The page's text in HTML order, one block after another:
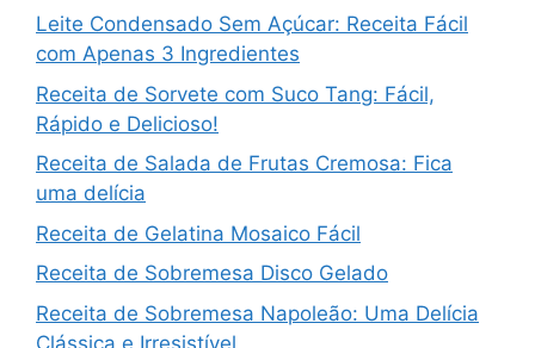
Leite Condensado Sem Açúcar: Receita Fácil
com Apenas 3 Ingredientes
Receita de Sorvete com Suco Tang: Fácil,
Rápido e Delicioso!
Receita de Salada de Frutas Cremosa: Fica
uma delícia
Receita de Gelatina Mosaico Fácil
Receita de Sobremesa Disco Gelado
Receita de Sobremesa Napoleão: Uma Delícia
Clássica e Irresistível